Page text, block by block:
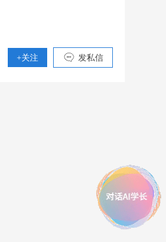
+关注 发私信